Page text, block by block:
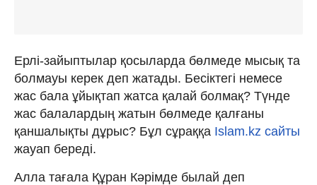
Ерлі-зайыптылар қосыларда бөлмеде мысық та
болмауы керек деп жатады. Бесіктегі немесе
жас бала ұйықтап жатса қалай болмақ? Түнде
жас балалардың жатын бөлмеде қалғаны
қаншалықты дұрыс? Бұл сұраққа Islam.kz сайты
жауап береді.
Алла тағала Құран Кәрімде былай деп